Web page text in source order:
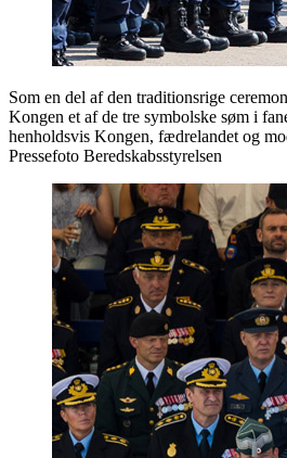
Som en del af den traditionsrige
Kongen et af de tre symbolske søm i
henholdsvis Kongen, fædrelandet og
Pressefoto Beredskabsstyrelsen